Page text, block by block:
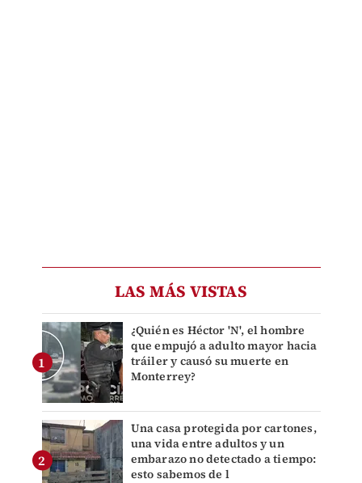
LAS MÁS VISTAS
¿Quién es Héctor 'N', el hombre
que empujó a adulto mayor hacia
tráiler y causó su muerte en
Monterrey?
Una casa protegida por cartones,
una vida entre adultos y un
embarazo no detectado a tiempo:
esto sabemos de l